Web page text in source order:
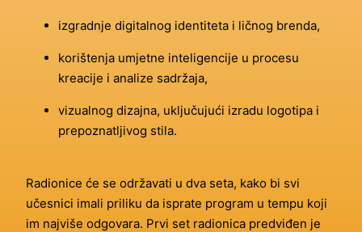
izgradnje digitalnog identiteta i ličnog brenda,
korištenja umjetne inteligencije u procesu
kreacije i analize sadržaja,
vizualnog dizajna, uključujući izradu logotipa i
prepoznatljivog stila.
Radionice će se održavati u dva seta, kako bi svi
učesnici imali priliku da isprate program u tempu koji
im najviše odgovara. Prvi set radionica predviđen je